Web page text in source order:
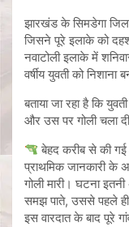
झारखंड के सिमडेगा
जिसने पूरे इलाके को
नवाटोली इलाके में
वर्षीय युवती को निशाना
बताया जा रहा है कि
और उस पर गोली चला
बेहद करीब से की गई
प्राथमिक जानकारी के
गोली मारी। घटना
समझ पाते, उससे पहले ही
इस वारदात के बाद पूरे